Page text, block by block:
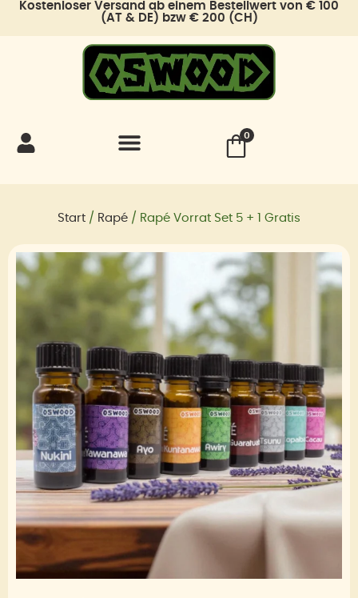
ZumKostenloser Versand ab einem Bestellwert von € 100
(AT & DE) bzw € 200 (CH)
0
Start / Rapé / Rapé Vorrat Set 5 + 1 Gratis